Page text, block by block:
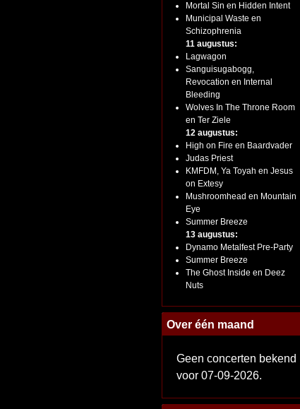
Mortal Sin en Hidden Intent
Municipal Waste en
Schizophrenia
11 augustus:
Lagwagon
Sanguisugabogg,
Revocation en Internal
Bleeding
Wolves In The Throne Room
en Ter Ziele
12 augustus:
High on Fire en Baardvader
Judas Priest
KMFDM, Ya Toyah en Jesus
on Extesy
Mushroomhead en Mountain
Eye
Summer Breeze
13 augustus:
Dynamo Metalfest Pre-Party
Summer Breeze
The Ghost Inside en Deez
Nuts
Over één maand
Geen concerten bekend
voor 07-09-2026.